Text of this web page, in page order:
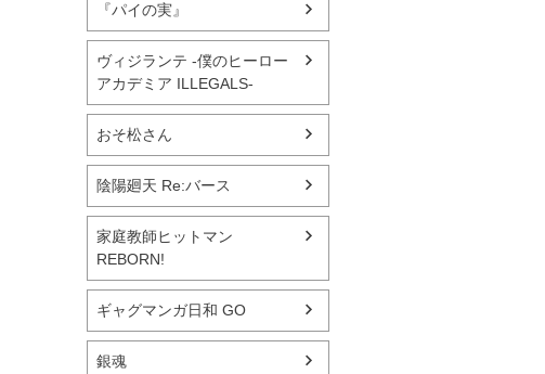
『パイの実』
ヴィジランテ -僕のヒーロー
アカデミア ILLEGALS-
おそ松さん
陰陽廻天 Re:バース
家庭教師ヒットマン
REBORN!
ギャグマンガ日和 GO
銀魂